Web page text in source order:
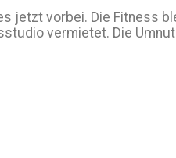
jetzt vorbei. Die Fitness
vermietet. Die